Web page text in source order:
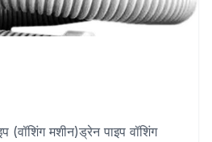
मशीन)ड्रेन पाइप वॉशिंग